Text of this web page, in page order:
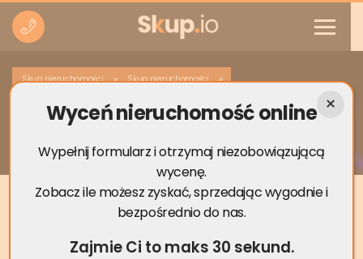
Skup nieruchomości » Skup nieruchomości »
Skup nieruchomości Mrągowo
Wyceń nieruchomość online
Wypełnij formularz i otrzymaj niezobowiązującą
wycenę.
Zobacz ile możesz zyskać, sprzedając wygodnie i
bezpośrednio do nas.
Zajmie Ci to maks 30 sekund.